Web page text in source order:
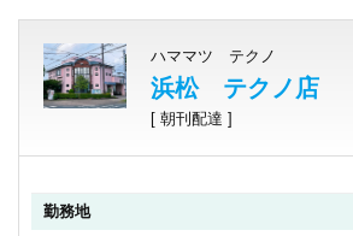
ハママツ テクノ
浜松 テクノ店
[ 朝刊配達 ]
勤務地